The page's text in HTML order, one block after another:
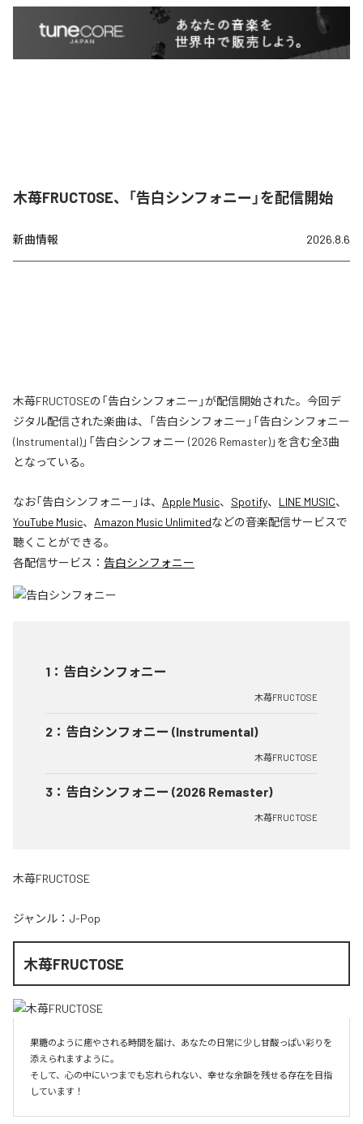
木苺FRUCTOSE、「告白シンフォニー」を配信開始
新曲情報 2026.8.6
木苺FRUCTOSEの「告白シンフォニー」が配信開始された。今回デ
ジタル配信された楽曲は、「告白シンフォニー」「告白シンフォニー
(Instrumental)」「告白シンフォニー (2026 Remaster)」を含む全3曲
となっている。
なお「告白シンフォニー 」は、 Apple Music、 Spotify、 LINE MUSIC、
YouTube Music、 Amazon Music Unlimitedなどの音楽配信サービスで
聴くことができる。
各配信サービス： 告白シンフォニー
1 ： 告白シンフォニー
木苺FRUCTOSE
2 ： 告白シンフォニー (Instrumental)
木苺FRUCTOSE
3 ： 告白シンフォニー (2026 Remaster)
木苺FRUCTOSE
木苺FRUCTOSE
ジャンル： J-Pop
木苺FRUCTOSE
果糖のように癒やされる時間を届け、あなたの日常に少し甘酸っぱい彩りを
添えられますように。
そして、心の中にいつまでも忘れられない、幸せな余韻を残せる存在を目指
しています！